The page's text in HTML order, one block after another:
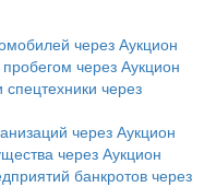
через Аукцион
через Аукцион
через
через Аукцион
через Аукцион
банкротов через